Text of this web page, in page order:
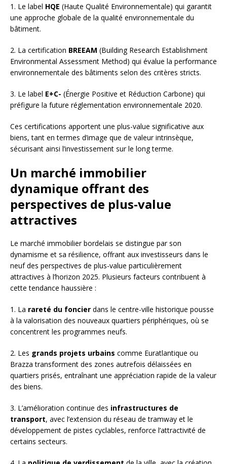
1. Le label HQE (Haute Qualité Environnementale) qui garantit
une approche globale de la qualité environnementale du
bâtiment.
2. La certification BREEAM (Building Research Establishment
Environmental Assessment Method) qui évalue la performance
environnementale des bâtiments selon des critères stricts.
3. Le label E+C- (Énergie Positive et Réduction Carbone) qui
préfigure la future réglementation environnementale 2020.
Ces certifications apportent une plus-value significative aux
biens, tant en termes d’image que de valeur intrinsèque,
sécurisant ainsi l’investissement sur le long terme.
Un marché immobilier
dynamique offrant des
perspectives de plus-value
attractives
Le marché immobilier bordelais se distingue par son
dynamisme et sa résilience, offrant aux investisseurs dans le
neuf des perspectives de plus-value particulièrement
attractives à l’horizon 2025. Plusieurs facteurs contribuent à
cette tendance haussière :
1. La rareté du foncier dans le centre-ville historique pousse
à la valorisation des nouveaux quartiers périphériques, où se
concentrent les programmes neufs.
2. Les grands projets urbains comme Euratlantique ou
Brazza transforment des zones autrefois délaissées en
quartiers prisés, entraînant une appréciation rapide de la valeur
des biens.
3. L’amélioration continue des infrastructures de
transport, avec l’extension du réseau de tramway et le
développement de pistes cyclables, renforce l’attractivité de
certains secteurs.